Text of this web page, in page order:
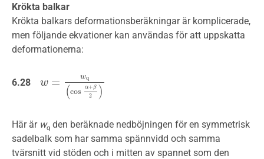
Krökta balkar
Krökta balkars deformationsberäkningar är komplicerade,
men följande ekvationer kan användas för att uppskatta
deformationerna:
6.28 w = wq
(cos α+β
2 )
w=w (cosα+β2)
Här är wq den beräknade nedböjningen för en symmetrisk
sadelbalk som har samma spännvidd och samma
tvärsnitt vid stöden och i mitten av spannet som den